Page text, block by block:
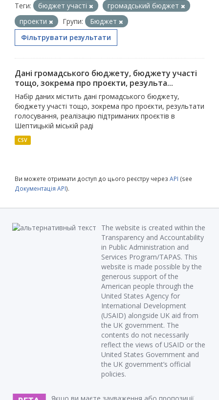
Теги: бюджет участі
громадський бюджет
проекти
Групи:
Бюджет
Фільтрувати результати
Дані громадського бюджету, бюджету участі
тощо, зокрема про проєкти, результа...
Набір даних містить дані громадського бюджету,
бюджету участі тощо, зокрема про проєкти, результати
голосування, реалізацію підтриманих проєктів в
Шептицькій міській раді
CSV
Ви можете отримати доступ до цього реєстру через API (see
Документація API).
The website is created within the
Transparency and Accountability
in Public Administration and
Services Program/TAPAS. This
website is made possible by the
generous support of the
American people through the
United States Agency for
International Development
(USAID) alongside UK aid from
the UK government. The
contents do not necessarily
reflect the views of USAID or the
United States Government and
the UK government’s official
policies.